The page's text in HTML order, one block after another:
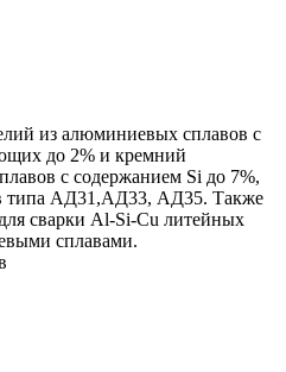
из алюминиевых сплавов с
до 2% и кремний
с содержанием Si до 7%,
типа АД31,АД33, АД35. Также
сварки Al-Si-Cu литейных
сплавами.